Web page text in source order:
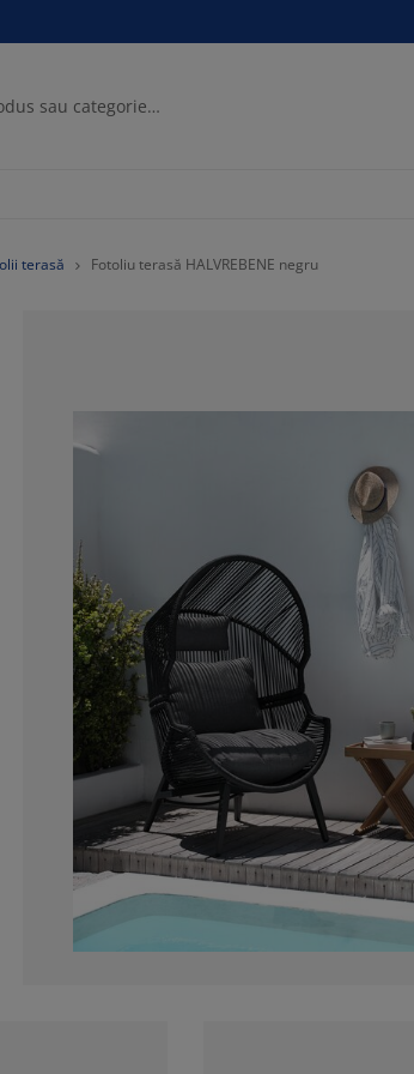
terasă Fotoliu terasă HALVREBENE negru